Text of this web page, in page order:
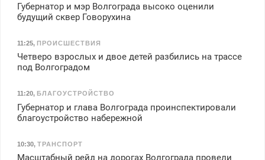
Губернатор и мэр Волгограда высоко оценили
будущий сквер Говорухина
11:25, ПРОИСШЕСТВИЯ
Четверо взрослых и двое детей разбились на трассе
под Волгоградом
11:20, БЛАГОУСТРОЙСТВО
Губернатор и глава Волгограда проинспектировали
благоустройство набережной
10:30, ТРАНСПОРТ